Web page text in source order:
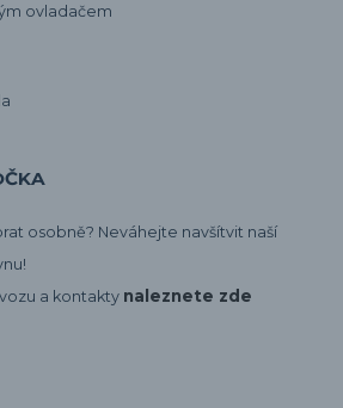
ovladačem
osobně? Neváhejte navšítvit naší
a kontakty naleznete zde